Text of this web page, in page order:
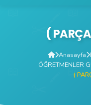
(
Anasayfa
ÖĞRETMENLER
(